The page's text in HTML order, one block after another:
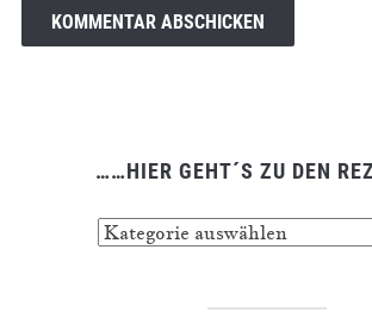
……HIER GEHT´S ZU DEN